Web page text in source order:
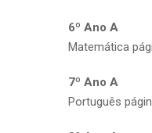
6º Ano A
Matemática
7º Ano A
Português